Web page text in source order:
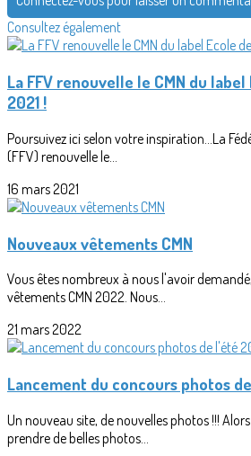
Consultez également
La FFV renouvelle le CMN du
2021 !
Poursuivez ici selon votre inspiration...La
(FFV) renouvelle le...
16 mars 2021
Nouveaux vêtements CMN
Vous êtes nombreux à nous l'avoir
vêtements CMN 2022. Nous...
21 mars 2022
Lancement du concours photos
Un nouveau site, de nouvelles photos !!!
prendre de belles photos...